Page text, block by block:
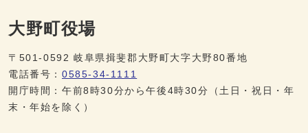
大野町役場
〒501-0592 岐阜県揖斐郡大野町大字大野80番地
電話番号： 0585-34-1111
開庁時間：午前8時30分から午後4時30分（土日・祝日・年
末・年始を除く）